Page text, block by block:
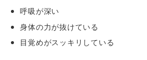
呼吸が深い
身体の力が抜けている
目覚めがスッキリしている